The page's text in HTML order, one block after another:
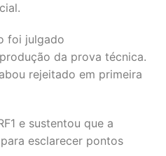
foi julgado
da prova técnica.
rejeitado em primeira
e sustentou que a
esclarecer pontos